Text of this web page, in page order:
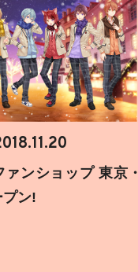
ンショップ 東京・
プン!